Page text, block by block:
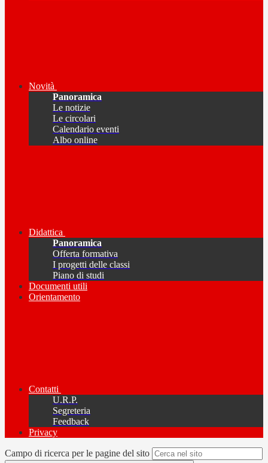
Novità
Panoramica
Le notizie
Le circolari
Calendario eventi
Albo online
Didattica
Panoramica
Offerta formativa
I progetti delle classi
Piano di studi
Documenti utili
Orientamento
Contatti
U.R.P.
Segreteria
Feedback
Privacy
Campo di ricerca per le pagine del sito